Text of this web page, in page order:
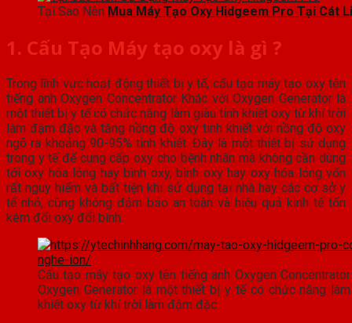
Tại Sao Nên Mua Máy Tạo Oxy Hidgeem Pro Tại Cát
1. Cấu Tạo Máy tạo oxy là gì ?
Trong lĩnh vực hoạt động thiết bị y tế, cấu tạo máy tạo oxy tên
tiếng anh Oxygen Concentrator Khác với Oxygen Generator là
một thiết bị y tế có chức năng làm giàu tinh khiết oxy từ khí trời
làm đậm đặc và tăng nồng độ oxy tinh khiết với nồng độ oxy
ngõ ra khoảng 90-95% tinh khiết. Đây là một thiết bị sử dụng
trong y tế để cung cấp oxy cho bệnh nhân mà không cần dùng
tới oxy hóa lỏng hay bình oxy, bình oxy hay oxy hóa lỏng vốn
rất nguy hiểm và bất tiện khi sử dụng tại nhà hay các cơ sở y
tế nhỏ, cũng không đảm bảo an toàn và hiệu quả kinh tế tốn
kém đổi oxy đổi bình.
Cấu tạo máy tạo oxy tên tiếng anh Oxygen
Oxygen Generator là một thiết bị y tế có chức năng
khiết oxy từ khí trời làm đậm đặc